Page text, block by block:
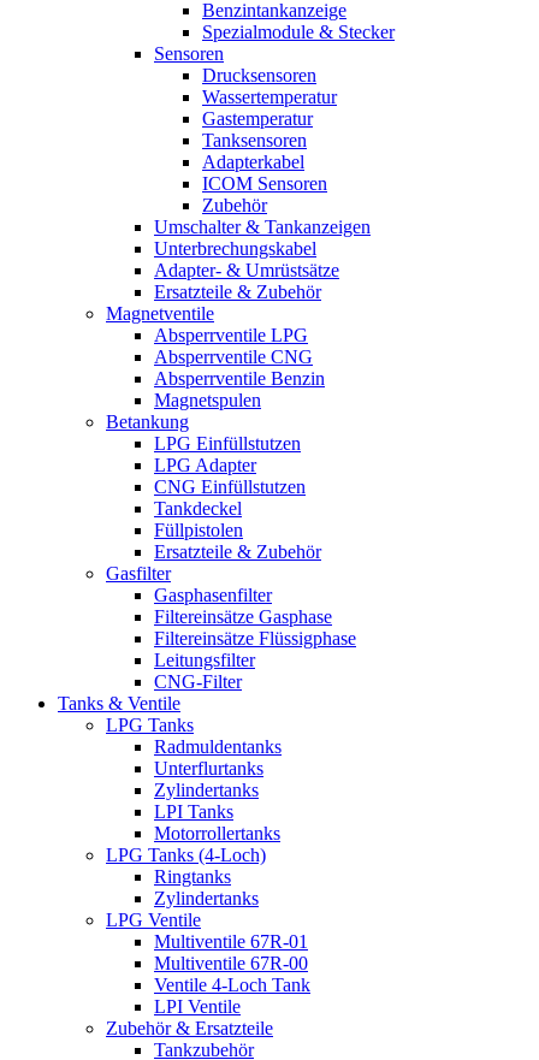
Benzintankanzeige
Spezialmodule & Stecker
Sensoren
Drucksensoren
Wassertemperatur
Gastemperatur
Tanksensoren
Adapterkabel
ICOM Sensoren
Zubehör
Umschalter & Tankanzeigen
Unterbrechungskabel
Adapter- & Umrüstsätze
Ersatzteile & Zubehör
Magnetventile
Absperrventile LPG
Absperrventile CNG
Absperrventile Benzin
Magnetspulen
Betankung
LPG Einfüllstutzen
LPG Adapter
CNG Einfüllstutzen
Tankdeckel
Füllpistolen
Ersatzteile & Zubehör
Gasfilter
Gasphasenfilter
Filtereinsätze Gasphase
Filtereinsätze Flüssigphase
Leitungsfilter
CNG-Filter
Tanks & Ventile
LPG Tanks
Radmuldentanks
Unterflurtanks
Zylindertanks
LPI Tanks
Motorrollertanks
LPG Tanks (4-Loch)
Ringtanks
Zylindertanks
LPG Ventile
Multiventile 67R-01
Multiventile 67R-00
Ventile 4-Loch Tank
LPI Ventile
Zubehör & Ersatzteile
Tankzubehör